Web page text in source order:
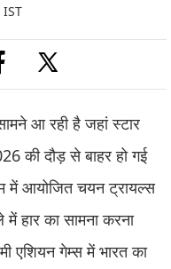
आ रही है जहां स्टार
की दौड़ से बाहर हो गई
में आयोजित चयन ट्रायल्स
हार का सामना करना
एशियन गेम्स में भारत का